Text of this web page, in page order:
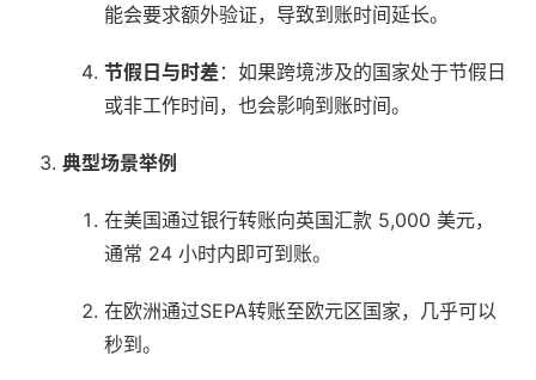
能会要求额外验证，导致到账时间延长。
节假日与时差：如果跨境涉及的国家处于节假日
或非工作时间，也会影响到账时间。
典型场景举例
在美国通过银行转账向英国汇款 5,000 美元，
通常 24 小时内即可到账。
在欧洲通过SEPA转账至欧元区国家，几乎可以
秒到。